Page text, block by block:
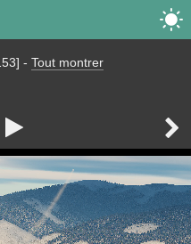

- Tout montrer
 